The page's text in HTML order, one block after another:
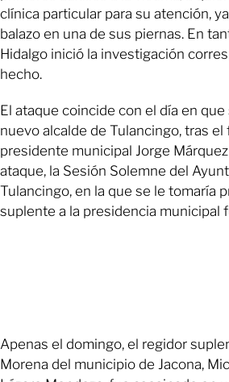
clínica particular para su atención,
balazo en una de sus piernas. En
Hidalgo inició la investigación
hecho.
El ataque coincide con el día en que
nuevo alcalde de Tulancingo, tras
presidente municipal Jorge
ataque, la Sesión Solemne del
Tulancingo, en la que se le tomaría
suplente a la presidencia municipal
Apenas el domingo, el regidor
Morena del municipio de Jacona,